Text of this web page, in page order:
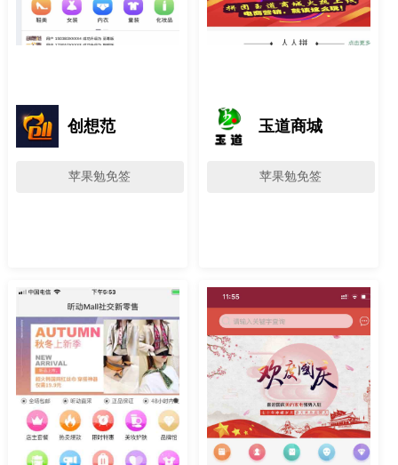
创想范
苹果勉免签
玉道商城
苹果勉免签